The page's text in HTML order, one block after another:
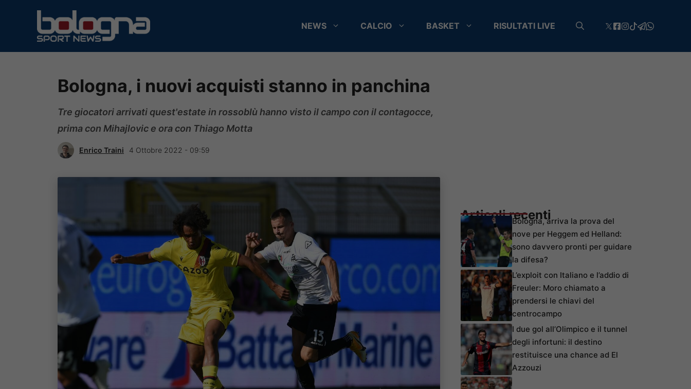
contenuto
NEWS CALCIO BASKET RISULTATI LIVE
Bologna, i nuovi acquisti stanno in panchina
Tre giocatori arrivati quest'estate in rossoblù hanno visto il campo con il contagocce,
prima con Mihajlovic e ora con Thiago Motta
Enrico Traini 4 Ottobre 2022 - 09:59
Articoli recentiBologna, arriva la prova del
nove per Heggem ed Helland:
sono davvero pronti per guidare
la difesa?
L’exploit con Italiano e l’addio di
Freuler: Moro chiamato a
prendersi le chiavi del
centrocampo
I due gol all’Olimpico e il tunnel
degli infortuni: il destino
restituisce una chance ad El
Azzouzi